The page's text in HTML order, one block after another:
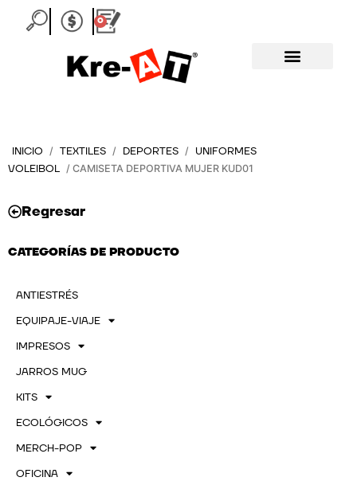
0
Carrito
INICIO / TEXTILES / DEPORTES /
UNIFORMES
VOLEIBOL / CAMISETA DEPORTIVA MUJER KUD01
Regresar
CATEGORÍAS DE PRODUCTO
ANTIESTRÉS
EQUIPAJE-VIAJE
IMPRESOS
JARROS MUG
KITS
ECOLÓGICOS
MERCH-POP
OFICINA